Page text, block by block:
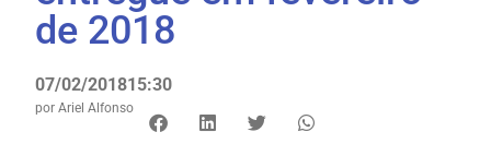
de 2018
07/02/201815:30
por Ariel Alfonso